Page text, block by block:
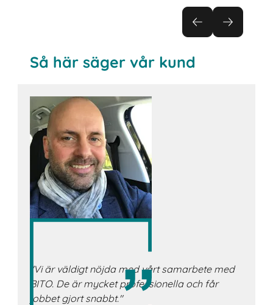
Så här säger vår kund
"Vi är väldigt nöjda med vårt samarbete med
BITO. De är mycket professionella och får
jobbet gjort snabbt."